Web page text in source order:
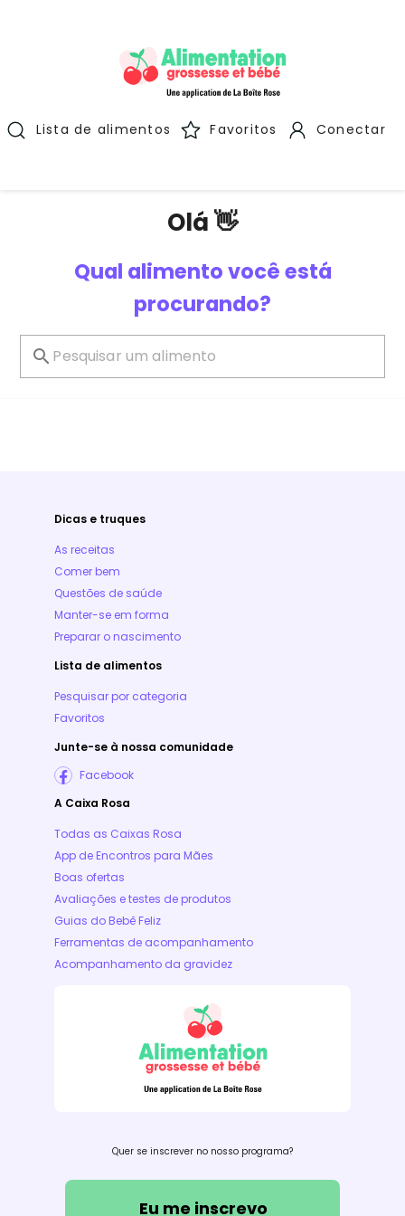
Lista de alimentos Favoritos Conectar
Olá 👋
Qual alimento você está
procurando?
Dicas e truques
As receitas
Comer bem
Questões de saúde
Manter-se em forma
Preparar o nascimento
Lista de alimentos
Pesquisar por categoria
Favoritos
Junte-se à nossa comunidade
Facebook
A Caixa Rosa
Todas as Caixas Rosa
App de Encontros para Mães
Boas ofertas
Avaliações e testes de produtos
Guias do Bebê Feliz
Ferramentas de acompanhamento
Acompanhamento da gravidez
Quer se inscrever no nosso programa?
Eu me inscrevo